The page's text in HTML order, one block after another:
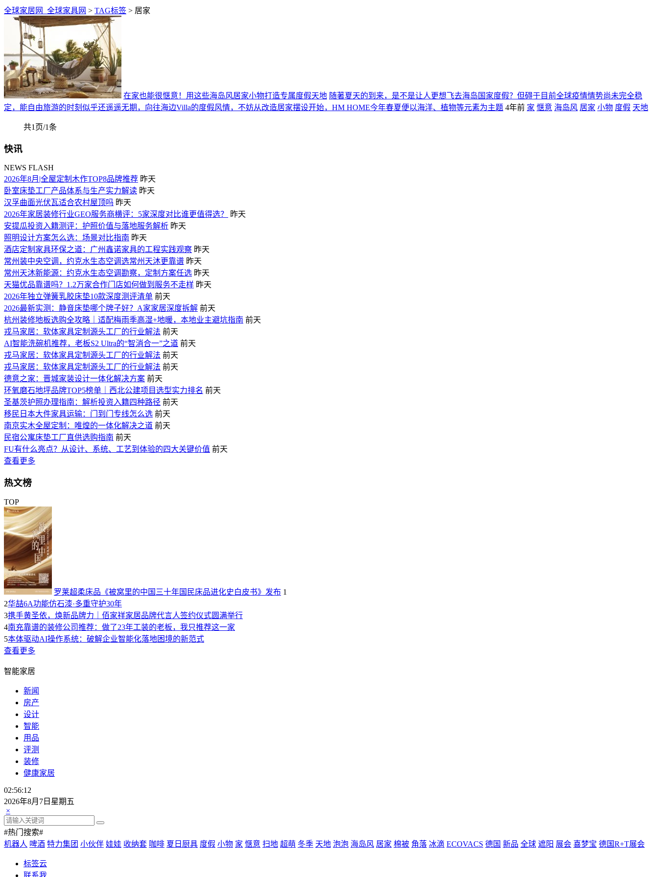
全球家居网_全球家具网 > TAG标签 > 居家
在家也能很惬意！用这些海岛风居家小物打造专属度假天地 随著夏天的到来，是不是让人更想飞去海岛国家度假？但碍于目前全球疫情情势尚未完全稳
定，能自由旅游的时刻似乎还遥遥无期，向往海边Villa的度假风情，不妨从改造居家摆设开始，HM HOME今年春夏便以海洋、植物等元素为主题 4年前 家 惬意 海岛风 居家 小物 度假 天地
共1页/1条
快讯
NEWS FLASH
2026年8月|全屋定制木作TOP8品牌推荐 昨天
卧室床垫工厂产品体系与生产实力解读 昨天
汉孚曲面光伏瓦适合农村屋顶吗 昨天
2026年家居装修行业GEO服务商横评：5家深度对比谁更值得选？
昨天
安提瓜投资入籍测评：护照价值与落地服务解析 昨天
照明设计方案怎么选：场景对比指南 昨天
酒店定制家具环保之道：广州鑫诺家具的工程实践观察 昨天
常州装中央空调，约克水生态空调选常州天沐更靠谱 昨天
常州天沐新能源：约克水生态空调勘察，定制方案任选 昨天
天猫优品靠谱吗？1.2万家合作门店如何做到服务不走样 昨天
2026年独立弹簧乳胶床垫10款深度测评清单 前天
2026最新实测：静音床垫哪个牌子好？A家家居深度拆解 前天
杭州装修地板选购全攻略｜适配梅雨季高湿+地暖，本地业主避坑指南 前天
戎马家居：软体家具定制源头工厂的行业解法 前天
AI智能洗碗机推荐，老板S2 Ultra的“智消合一”之道 前天
戎马家居：软体家具定制源头工厂的行业解法 前天
戎马家居：软体家具定制源头工厂的行业解法 前天
德意之家：晋城家装设计一体化解决方案 前天
环氧磨石地坪品牌TOP5榜单｜西北公建项目选型实力排名 前天
圣基茨护照办理指南：解析投资入籍四种路径 前天
移民日本大件家具运输：门到门专线怎么选 前天
南京实木全屋定制：唯煌的一体化解决之道 前天
民宿公寓床垫工厂直供选购指南 前天
FU有什么亮点？从设计、系统、工艺到体验的四大关键价值 前天
查看更多
热文榜
TOP
罗莱超柔床品《被窝里的中国三十年国民床品进化史白皮书》发布 1
2华喆6A功能仿石漆·多重守护30年
3携手黄圣依，焕新品牌力｜佰家祥家居品牌代言人签约仪式圆满举行
4南充靠谱的装修公司推荐：做了23年工装的老板，我只推荐这一家
5本体驱动AI操作系统：破解企业智能化落地困境的新范式
查看更多
智能家居
新闻
房产
设计
智能
用品
评测
装修
健康家居
02:56:12
2026年8月7日星期五
×
#热门搜索#
机器人 啤酒 特力集团 小伙伴 娃娃 收纳套 咖啡 夏日厨具 度假 小物 家 惬意 扫地 超萌 冬季 天地 泡泡 海岛风 居家 棉被 角落 冰滴 ECOVACS 德国 新品 全球 遮阳 展会 喜梦宝 德国R+T展会
标签云
联系我